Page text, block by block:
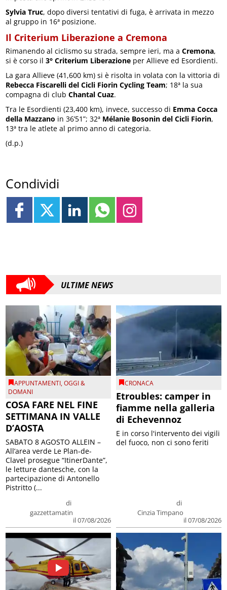
Sylvia Truc, dopo diversi tentativi di fuga, è arrivata in mezzo
al gruppo in 16ª posizione.
Il Criterium Liberazione a Cremona
Rimanendo al ciclismo su strada, sempre ieri, ma a Cremona,
si è corso il3° Criterium Liberazione per Allieve ed Esordienti.
La gara Allieve (41,600 km) si è risolta in volata con la vittoria di
Rebecca Fiscarelli del Cicli Fiorin Cycling Team; 18ª la sua
compagna di clubChantal Cuaz.
Tra le Esordienti (23,400 km), invece, successo di Emma Cocca
della Mazzano in 36’51”; 32ª Mélanie Bosonin del Cicli Fiorin,
13ª tra le atlete al primo anno di categoria.
(d.p.)
Condividi
ULTIME NEWS
APPUNTAMENTI,OGGI &
DOMANI
COSA FARE NEL FINE
SETTIMANA IN VALLE
D’AOSTA
di
gazzettamatin
il 07/08/2026
SABATO 8 AGOSTO ALLEIN –
All’area verde Le Plan-de-
Clavel prosegue “ItinerDante”,
le letture dantesche, con la
partecipazione di Antonello
Pistritto (...
CRONACA
Etroubles: camper in
fiamme nella galleria
di Echevennoz
di
Cinzia Timpano
il 07/08/2026
E in corso l'intervento dei vigili
del fuoco, non ci sono feriti